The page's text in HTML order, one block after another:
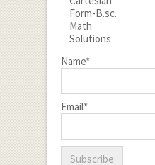
Name*
Email*